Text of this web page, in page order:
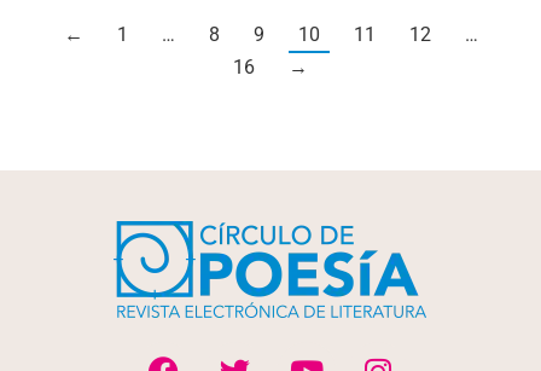
← 1 … 8 9 10 11 12
…
16
→